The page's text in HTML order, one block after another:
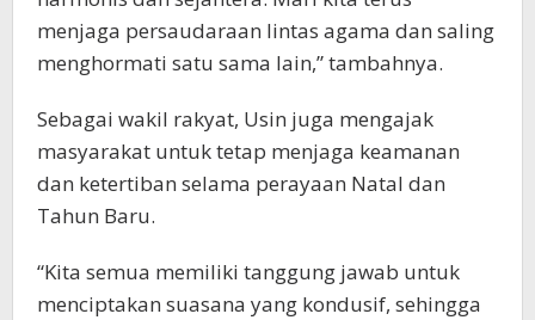
menjaga persaudaraan lintas agama dan saling
menghormati satu sama lain,” tambahnya.
Sebagai wakil rakyat, Usin juga mengajak
masyarakat untuk tetap menjaga keamanan
dan ketertiban selama perayaan Natal dan
Tahun Baru.
“Kita semua memiliki tanggung jawab untuk
menciptakan suasana yang kondusif, sehingga